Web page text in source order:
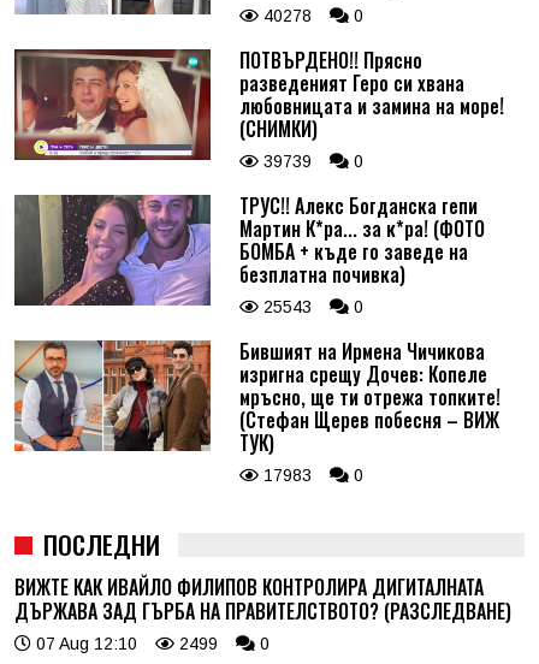
40278 0
ПОТВЪРДЕНО!! Прясно
разведеният Геро си хвана
любовницата и замина на море!
(СНИМКИ)
39739 0
ТРУС!! Алекс Богданска гепи
Мартин К*ра... за к*ра! (ФОТО
БОМБА + къде го заведе на
безплатна почивка)
25543 0
Бившият на Ирмена Чичикова
изригна срещу Дочев: Копеле
мръсно, ще ти отрежа топките!
(Стефан Щерев побесня – ВИЖ
ТУК)
17983 0
ПОСЛЕДНИ
ВИЖТЕ КАК ИВАЙЛО ФИЛИПОВ КОНТРОЛИРА ДИГИТАЛНАТА
ДЪРЖАВА ЗАД ГЪРБА НА ПРАВИТЕЛСТВОТО? (РАЗСЛЕДВАНЕ)
07 Aug 12:10 2499 0